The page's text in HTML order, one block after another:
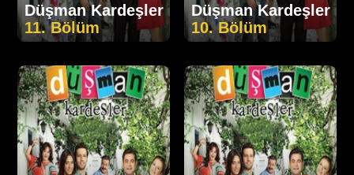
Düşman Kardeşler
11. Bölüm
Düşman Kardeşler
10. Bölüm